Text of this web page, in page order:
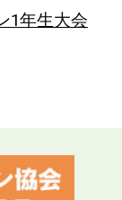
1年生大会